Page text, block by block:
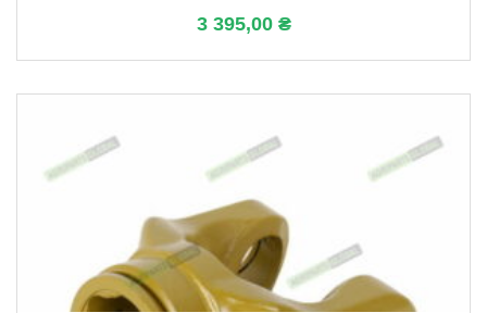
3 395,00 ₴